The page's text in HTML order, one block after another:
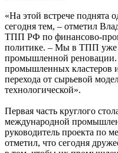
«На этой встрече поднята
сегодня тем, – отметил
ТПП РФ по финансово-
политике. – Мы в ТПП уже
промышленной
промышленных кластеров
перехода от сырьевой
технологической».
Первая часть круглого
международной
руководитель проекта по
отметил, что сегодня